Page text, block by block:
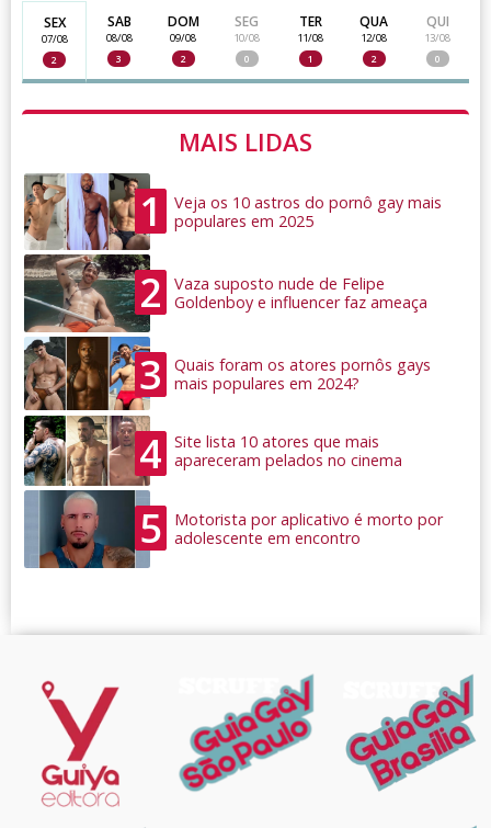
SEX
07/08
2
SAB
08/08
3
DOM
09/08
2
SEG
10/08
0
TER
11/08
1
QUA
12/08
2
QUI
13/08
0
MAIS LIDAS
1
Veja os 10 astros do pornô gay mais
populares em 2025
2
Vaza suposto nude de Felipe
Goldenboy e influencer faz ameaça
3
Quais foram os atores pornôs gays
mais populares em 2024?
4
Site lista 10 atores que mais
apareceram pelados no cinema
5
Motorista por aplicativo é morto por
adolescente em encontro